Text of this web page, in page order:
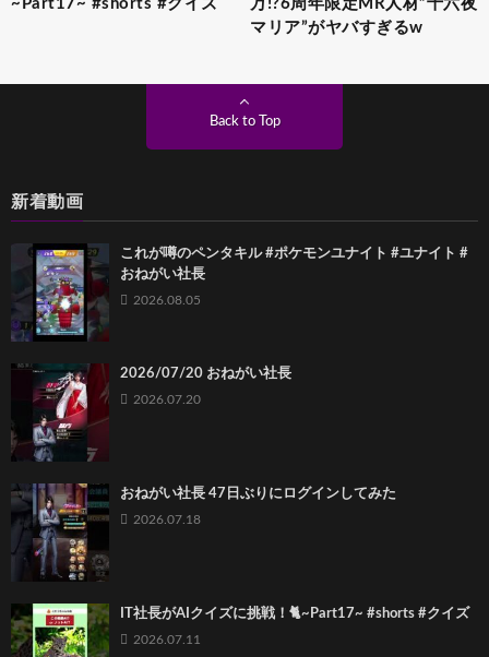
~Part17~ #shorts #クイズ
万!?6周年限定MR人材”十六夜
マリア”がヤバすぎるw
Back to Top
新着動画
これが噂のペンタキル #ポケモンユナイト #ユナイト #
おねがい社長
2026.08.05
2026/07/20 おねがい社長
2026.07.20
おねがい社長 47日ぶりにログインしてみた
2026.07.18
IT社長がAIクイズに挑戦！🐈~Part17~ #shorts #クイズ
2026.07.11